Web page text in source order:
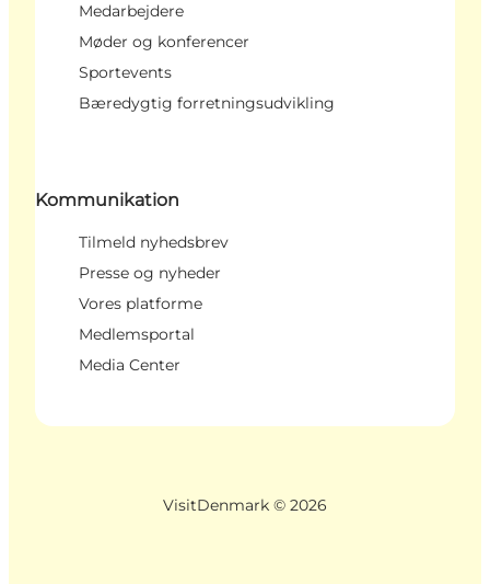
Medarbejdere
Møder og konferencer
Sportevents
Bæredygtig forretningsudvikling
Kommunikation
Tilmeld nyhedsbrev
Presse og nyheder
Vores platforme
Medlemsportal
Media Center
VisitDenmark © 2026